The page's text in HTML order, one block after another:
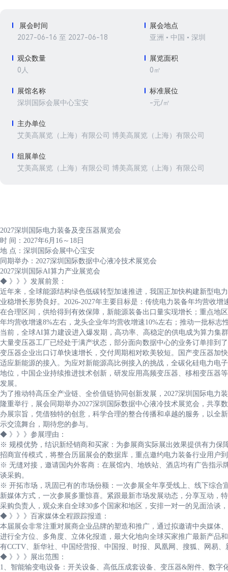
展会时间
2027-06-16 至 2027-06-18
展会地点
亚洲 • 中国 • 深圳
观众数量
0人
展览面积
0㎡
展馆名称
深圳国际会展中心宝安
标准展位
-元/㎡
主办单位
艾美高展览（上海）有限公司 博美高展览（上海）有限公司
组展单位
艾美高展览（上海）有限公司 博美高展览（上海）有限公司
2027深圳国际电力装备及变压器展览会
时 间：2027年6月16～18日
地 点：深圳国际会展中心宝安
同期举办：2027深圳国际数据中心液冷技术展览会
2027深圳国际AI算力产业展览会
◆ 》》》发展前景：
近年来，全球能源结构绿色低碳转型加速推进，我国正加快构建新型电
业稳增长形势良好。2026-2027年主要目标是：传统电力装备年均营收
在合理区间，供给得到有效保障，新能源装备出口量实现增长；重点地
年均营收增速8%左右，龙头企业年均营收增速10%左右；推动一批标志
当前，全球AI算力建设进入爆发期，高功率、高稳定的供电成为算力集
大量变压器工厂已经处于满产状态，部分面向数据中心的业务订单排到
变压器企业出口订单快速增长，交付周期相对欧美较短。国产变压器加
适应新能源的接入。为应对新能源高比例接入的挑战，全碳化硅电力电
地位，中国企业持续推进技术创新，研发应用高频变压器、移相变压器
发展。
为了推动特高压全产业链、全价值链协同创新发展，2027深圳国际电力
隆重举行，展会同期举办2027深圳国际数据中心液冷技术展览会，共享
办展宗旨，凭借独特的创意，科学合理的整合传播和卓越的服务，以全
示交流舞台，期待您的参与。
◆ 》》》参展理由：
※ 规模优势，结识新经销商和买家：为参展商实际展出效果提供有力保
招商宣传模式，将整合历届展会的数据库，重点邀约电力装备行业用户
※ 无缝对接，邀请国内外客商：在展馆内、地铁站、酒店均有广告指示
谈采购。
※ 开拓市场，巩固已有的市场份额：一次参展全年享受线上、线下综合
新媒体方式，一次参展多重惊喜。紧跟最新市场发展动态，分享互动，
采购负责人，观众来自全球30多个国家和地区，安排一对一的见面洽谈
◆ 》》》百家媒体全程跟踪报道：
本届展会非常注重对展商企业品牌的塑造和推广，通过拟邀请中央媒体
进行全方位、多角度、立体化报道，最大化地向全球买家推广最新产品
有CCTV、新华社、中国经营报、中国报、时报、凤凰网、搜狐、网易
◆ 》》》展出范围：
1、智能输变电设备：开关设备、高低压成套设备、变压器&附件、数